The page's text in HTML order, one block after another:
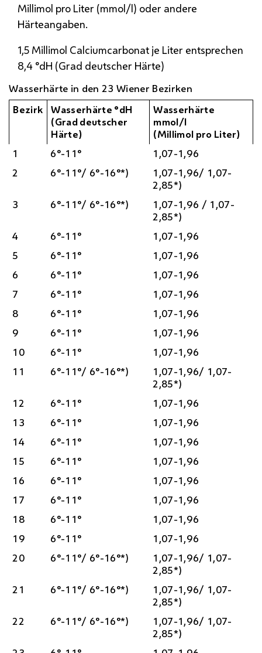
Millimol pro Liter (mmol/l) oder andere
Härteangaben.
1,5 Millimol Calciumcarbonat je Liter entsprechen
8,4 °dH (Grad deutscher Härte)
Wasserhärte in den 23 Wiener Bezirken
Bezirk
Wasserhärte °dH
(Grad deutscher
Härte)
Wasserhärte
mmol/l
(Millimol pro Liter)
1
6°-11°
1,07-1,96
2
6°-11°/ 6°-16°*)
1,07-1,96/ 1,07-
2,85*)
3
6°-11°/ 6°-16°*)
1,07-1,96 / 1,07-
2,85*)
4
6°-11°
1,07-1,96
5
6°-11°
1,07-1,96
6
6°-11°
1,07-1,96
7
6°-11°
1,07-1,96
8
6°-11°
1,07-1,96
9
6°-11°
1,07-1,96
10
6°-11°
1,07-1,96
11
6°-11°/ 6°-16°*)
1,07-1,96/ 1,07-
2,85*)
12
6°-11°
1,07-1,96
13
6°-11°
1,07-1,96
14
6°-11°
1,07-1,96
15
6°-11°
1,07-1,96
16
6°-11°
1,07-1,96
17
6°-11°
1,07-1,96
18
6°-11°
1,07-1,96
19
6°-11°
1,07-1,96
20
6°-11°/ 6°-16°*)
1,07-1,96/ 1,07-
2,85*)
21
6°-11°/ 6°-16°*)
1,07-1,96/ 1,07-
2,85*)
22
6°-11°/ 6°-16°*)
1,07-1,96/ 1,07-
2,85*)